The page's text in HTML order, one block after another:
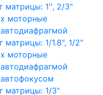
матрицы: 1'', 2/3"
моторные
матрицы: 1/1.8", 1/2"
моторные
матрицы: 1/3"